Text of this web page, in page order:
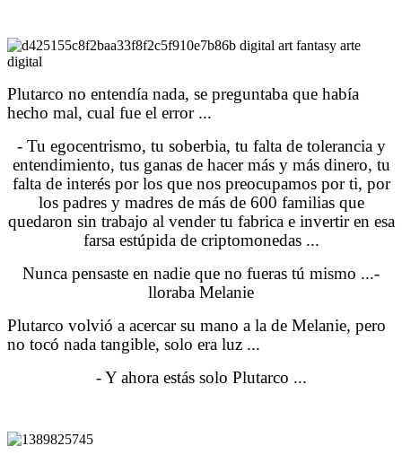
Plutarco no entendía nada, se preguntaba que había
hecho mal, cual fue el error ...
- Tu egocentrismo, tu soberbia, tu falta de tolerancia y
entendimiento, tus ganas de hacer más y más dinero, tu
falta de interés por los que nos preocupamos por ti, por
los padres y madres de más de 600 familias que
quedaron sin trabajo al vender tu fabrica e invertir en esa
farsa estúpida de criptomonedas ...
Nunca pensaste en nadie que no fueras tú mismo ...-
lloraba Melanie
Plutarco volvió a acercar su mano a la de Melanie, pero
no tocó nada tangible, solo era luz ...
- Y ahora estás solo Plutarco ...